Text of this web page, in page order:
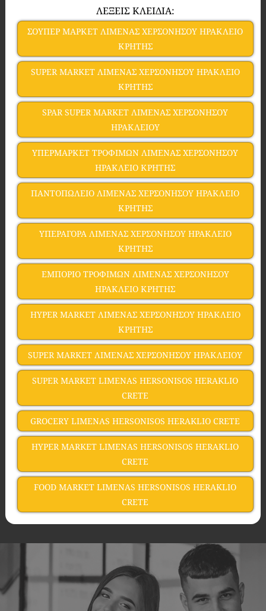
ΛΕΞΕΙΣ ΚΛΕΙΔΙΑ:
ΣΟΥΠΕΡ ΜΑΡΚΕΤ ΛΙΜΕΝΑΣ ΧΕΡΣΟΝΗΣΟΥ ΗΡΑΚΛΕΙΟ
ΚΡΗΤΗΣ
SUPER MARKET ΛΙΜΕΝΑΣ ΧΕΡΣΟΝΗΣΟΥ ΗΡΑΚΛΕΙΟ
ΚΡΗΤΗΣ
SPAR SUPER MARKET ΛΙΜΕΝΑΣ ΧΕΡΣΟΝΗΣΟΥ
ΗΡΑΚΛΕΙΟΥ
ΥΠΕΡΜΑΡΚΕΤ ΤΡΟΦΙΜΩΝ ΛΙΜΕΝΑΣ ΧΕΡΣΟΝΗΣΟΥ
ΗΡΑΚΛΕΙΟ ΚΡΗΤΗΣ
ΠΑΝΤΟΠΩΛΕΙΟ ΛΙΜΕΝΑΣ ΧΕΡΣΟΝΗΣΟΥ ΗΡΑΚΛΕΙΟ
ΚΡΗΤΗΣ
ΥΠΕΡΑΓΟΡΑ ΛΙΜΕΝΑΣ ΧΕΡΣΟΝΗΣΟΥ ΗΡΑΚΛΕΙΟ
ΚΡΗΤΗΣ
ΕΜΠΟΡΙΟ ΤΡΟΦΙΜΩΝ ΛΙΜΕΝΑΣ ΧΕΡΣΟΝΗΣΟΥ
ΗΡΑΚΛΕΙΟ ΚΡΗΤΗΣ
HYPER MARKET ΛΙΜΕΝΑΣ ΧΕΡΣΟΝΗΣΟΥ ΗΡΑΚΛΕΙΟ
ΚΡΗΤΗΣ
SUPER MARKET ΛΙΜΕΝΑΣ ΧΕΡΣΟΝΗΣΟΥ ΗΡΑΚΛΕΙΟΥ
SUPER MARKET LIMENAS HERSONISOS HERAKLIO
CRETE
GROCERY LIMENAS HERSONISOS HERAKLIO CRETE
HYPER MARKET LIMENAS HERSONISOS HERAKLIO
CRETE
FOOD MARKET LIMENAS HERSONISOS HERAKLIO
CRETE